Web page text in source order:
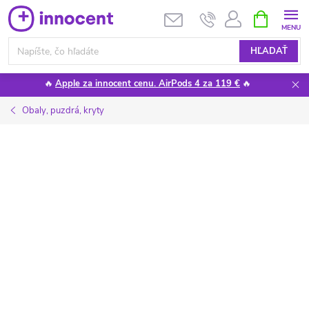
Prejsť
na
obsah
HĽADAŤ
KOŠÍK
🔥 Apple za innocent cenu. AirPods 4 za 119 € 🔥
Obaly, puzdrá, kryty